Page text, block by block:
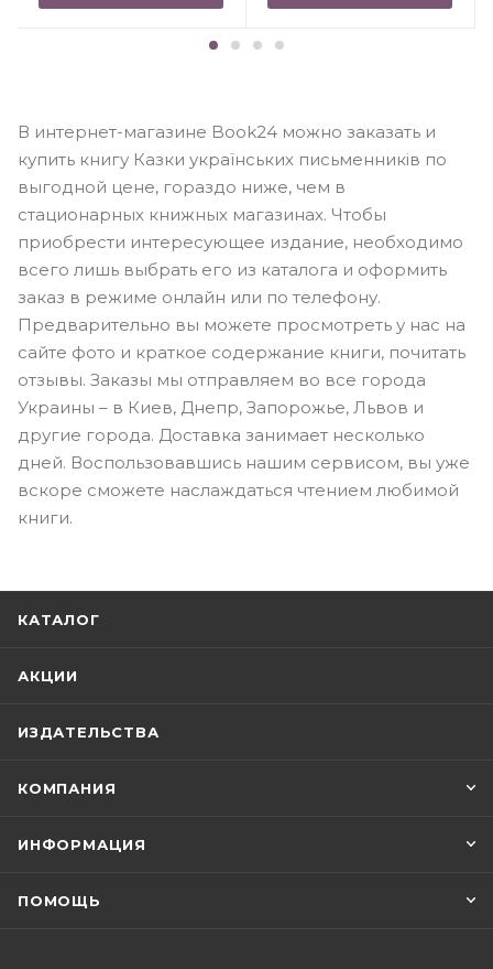
В интернет-магазине Book24 можно заказать и
купить книгу Казки українських письменників по
выгодной цене, гораздо ниже, чем в
стационарных книжных магазинах. Чтобы
приобрести интересующее издание, необходимо
всего лишь выбрать его из каталога и оформить
заказ в режиме онлайн или по телефону.
Предварительно вы можете просмотреть у нас на
сайте фото и краткое содержание книги, почитать
отзывы. Заказы мы отправляем во все города
Украины – в Киев, Днепр, Запорожье, Львов и
другие города. Доставка занимает несколько
дней. Воспользовавшись нашим сервисом, вы уже
вскоре сможете наслаждаться чтением любимой
книги.
КАТАЛОГ
АКЦИИ
ИЗДАТЕЛЬСТВА
КОМПАНИЯ
ИНФОРМАЦИЯ
ПОМОЩЬ